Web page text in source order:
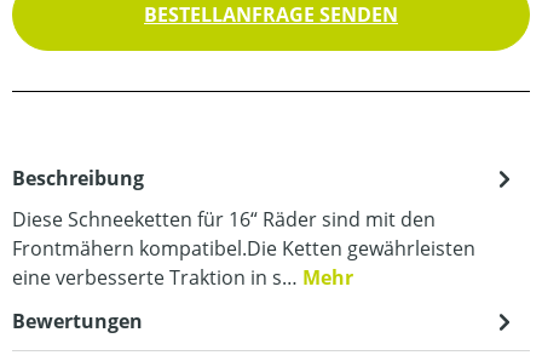
BESTELLANFRAGE SENDEN
Beschreibung
Diese Schneeketten für 16“ Räder sind mit den
Frontmähern kompatibel.Die Ketten gewährleisten
eine verbesserte Traktion in s… Mehr
Bewertungen